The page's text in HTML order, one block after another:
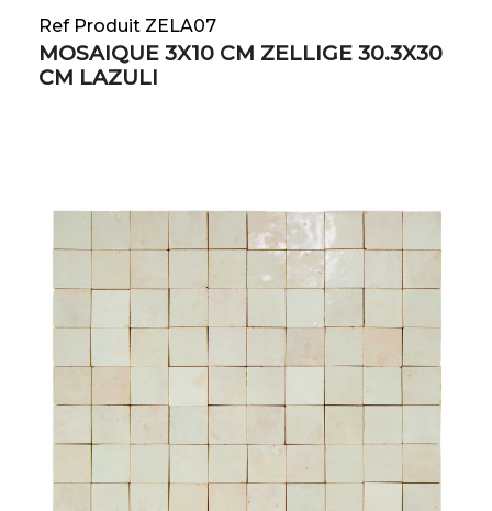
Ref Produit ZELA07
MOSAIQUE 3X10 CM ZELLIGE 30.3X30
CM LAZULI